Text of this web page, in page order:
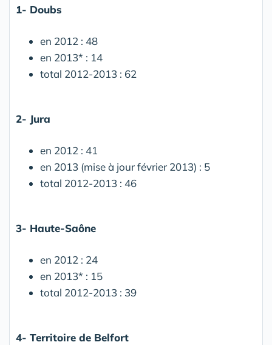
1- Doubs
en 2012 : 48
en 2013* : 14
total 2012-2013 : 62
2- Jura
en 2012 : 41
en 2013 (mise à jour février 2013) : 5
total 2012-2013 : 46
3- Haute-Saône
en 2012 : 24
en 2013* : 15
total 2012-2013 : 39
4- Territoire de Belfort